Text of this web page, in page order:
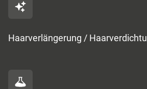
Haarverlängerung /